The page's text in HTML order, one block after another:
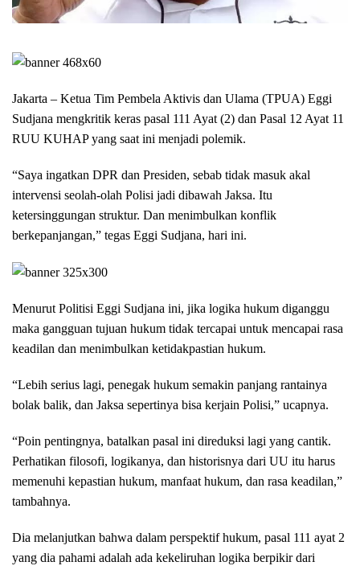
Jakarta – Ketua Tim Pembela Aktivis dan Ulama (TPUA) Eggi
Sudjana mengkritik keras pasal 111 Ayat (2) dan Pasal 12 Ayat 11
RUU KUHAP yang saat ini menjadi polemik.
“Saya ingatkan DPR dan Presiden, sebab tidak masuk akal
intervensi seolah-olah Polisi jadi dibawah Jaksa. Itu
ketersinggungan struktur. Dan menimbulkan konflik
berkepanjangan,” tegas Eggi Sudjana, hari ini.
Menurut Politisi Eggi Sudjana ini, jika logika hukum diganggu
maka gangguan tujuan hukum tidak tercapai untuk mencapai rasa
keadilan dan menimbulkan ketidakpastian hukum.
“Lebih serius lagi, penegak hukum semakin panjang rantainya
bolak balik, dan Jaksa sepertinya bisa kerjain Polisi,” ucapnya.
“Poin pentingnya, batalkan pasal ini direduksi lagi yang cantik.
Perhatikan filosofi, logikanya, dan historisnya dari UU itu harus
memenuhi kepastian hukum, manfaat hukum, dan rasa keadilan,”
tambahnya.
Dia melanjutkan bahwa dalam perspektif hukum, pasal 111 ayat 2
yang dia pahami adalah ada kekeliruhan logika berpikir dari